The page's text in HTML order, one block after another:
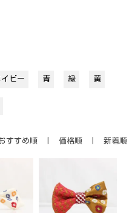
イビー 青 緑 黄
すすめ順| 価格順| 新着順